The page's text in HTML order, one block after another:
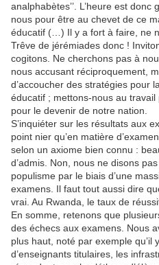
analphabètes’’. L’heure est
nous pour être au chevet de ce
éducatif (…) Il y a fort à faire, ne
Trêve de jérémiades donc !
cogitons. Ne cherchons pas à
nous accusant réciproquement,
d’accoucher des stratégies pour
éducatif ; mettons-nous au travail
pour le devenir de notre nation.
S’inquiéter sur les résultats aux
point nier qu’en matière
selon un axiome bien connu :
d’admis. Non, nous ne disons pas
populisme par le biais d’une
examens. Il faut tout aussi dire
vrai. Au Rwanda, le taux de
En somme, retenons que
des échecs aux examens. Nous
plus haut, noté par exemple qu’il
d’enseignants titulaires, les